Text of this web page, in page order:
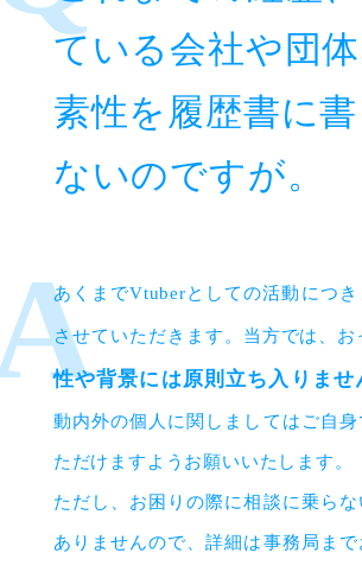
ている会社や団
素性を履歴書に書
ないのですが。
あくまでVtuberとしての活動につ
させていただきます。当方では、
性や背景には原則立ち入りませ
動内外の個人に関しましてはご自
ただけますようお願いいたします。
ただし、お困りの際に相談に乗ら
ありませんので、詳細は事務局ま